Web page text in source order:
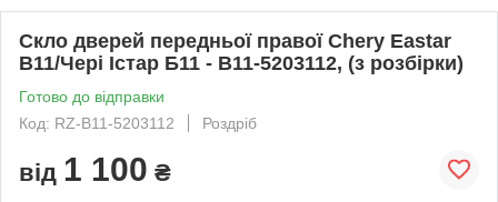
Скло дверей передньої правої Chery Eastar
B11/Чері Істар Б11 - B11-5203112, (з розбірки)
Готово до відправки
Код: RZ-B11-5203112
Роздріб
від 1 100 ₴